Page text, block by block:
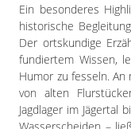
Ein besonderes
historische
Der ortskundige
fundiertem Wissen,
Humor zu fesseln.
von alten
Jagdlager im Jägertal